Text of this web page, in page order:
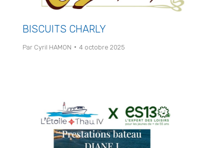
BISCUITS CHARLY
Par Cyril HAMON 4 octobre 2025